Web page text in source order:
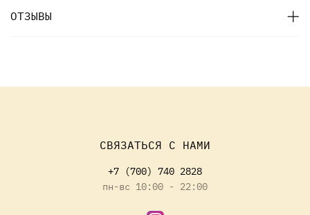
ОТЗЫВЫ
СВЯЗАТЬСЯ С НАМИ
+7 (700) 740 2828
пн-вс 10:00 - 22:00